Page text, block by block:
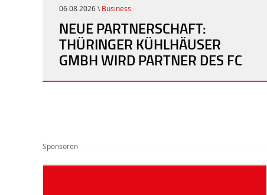
06.08.2026 \ Business
NEUE PARTNERSCHAFT:
THÜRINGER KÜHLHÄUSER
GMBH WIRD PARTNER DES FC
ROT-WEISS ERFURT
Sponsoren